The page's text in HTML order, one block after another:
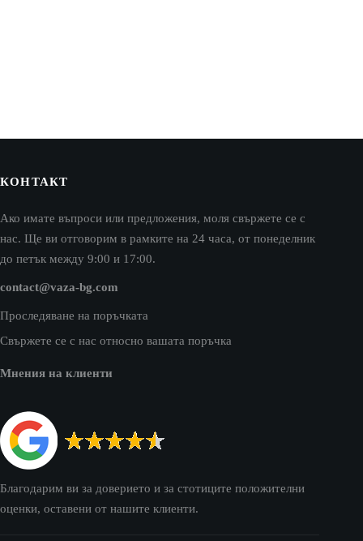
КОНТАКТ
Ако имате въпроси или предложения, моля свържете се с
нас. Ще ви отговорим в рамките на 24 часа, от понеделник
до петък между 9:00 и 17:00.
contact@vaza-bg.com
Проследяване на поръчката
Свържете се с нас относно вашата поръчка
Мнения на клиенти
Благодарим ви за доверието и за стотиците положителни
оценки, оставени от нашите клиенти.